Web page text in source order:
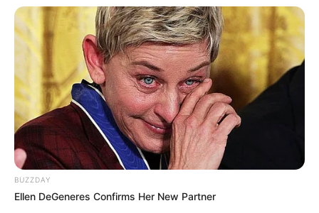
BUZZDAY
Ellen DeGeneres Confirms Her New Partner